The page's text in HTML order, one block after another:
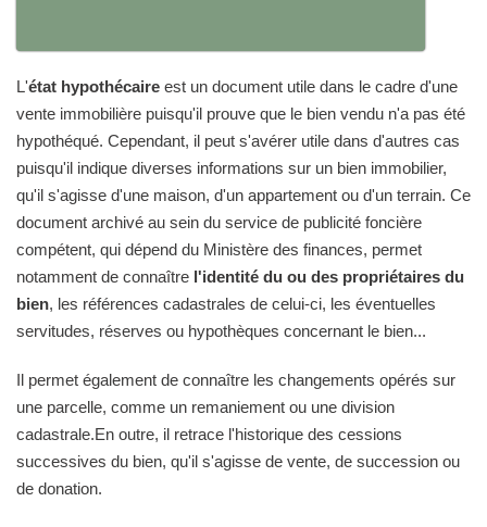
L'état hypothécaire est un document utile dans le cadre d'une
vente immobilière puisqu'il prouve que le bien vendu n'a pas été
hypothéqué. Cependant, il peut s'avérer utile dans d'autres cas
puisqu'il indique diverses informations sur un bien immobilier,
qu'il s'agisse d'une maison, d'un appartement ou d'un terrain. Ce
document archivé au sein du service de publicité foncière
compétent, qui dépend du Ministère des finances, permet
notamment de connaître l'identité du ou des propriétaires du
bien, les références cadastrales de celui-ci, les éventuelles
servitudes, réserves ou hypothèques concernant le bien...
Il permet également de connaître les changements opérés sur
une parcelle, comme un remaniement ou une division
cadastrale.En outre, il retrace l'historique des cessions
successives du bien, qu'il s'agisse de vente, de succession ou
de donation.